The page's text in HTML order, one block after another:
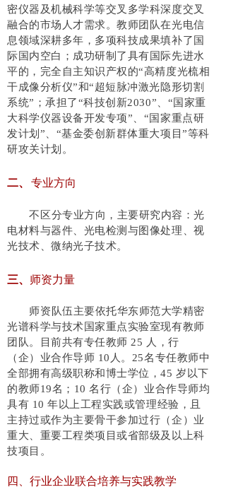
密仪器及机械科学等交叉多学科深度交叉
融合的市场人才需求。教师团队在光电信
息领域深耕多年，多项科技成果填补了国
际国内空白；成功研制了具有国际先进水
平的，完全自主知识产权的“高精度光梳相
干成像分析仪”和“超短脉冲激光隐形切割
系统”；承担了“科技创新2030”、“国家重
大科学仪器设备开发专项”、“国家重点研
发计划”、“基金委创新群体重大项目”等科
研攻关计划。
二、 专业方向
不区分专业方向，主要研究内容：光
电材料与器件
光电检测与图像处理 、视
光技术 、微纳光子技术。
三、 师资力量
师资队伍主要依托华东师范大学精密
光谱科学与技术国家重点实验室现有教师
团队。目前共有专任教师 25 人，行
（企）业合作导师 10人。25名专任教师中
全部拥有高级职称和博士学位，45 岁以下
的教师19名；10 名行（企）业合作导师均
具有 10 年以上工程实践或管理经验，且
主持过或作为主要骨干参加过行（企）业
重大、重要工程类项目或省部级及以上科
技项目。
四、 行业企业联合培养与实践教学